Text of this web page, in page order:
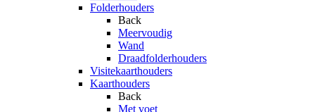
Folderhouders
Back
Meervoudig
Wand
Draadfolderhouders
Visitekaarthouders
Kaarthouders
Back
Met voet